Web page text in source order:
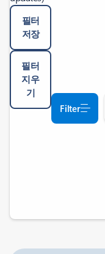
필터
저장
필터
지우
기
Filter